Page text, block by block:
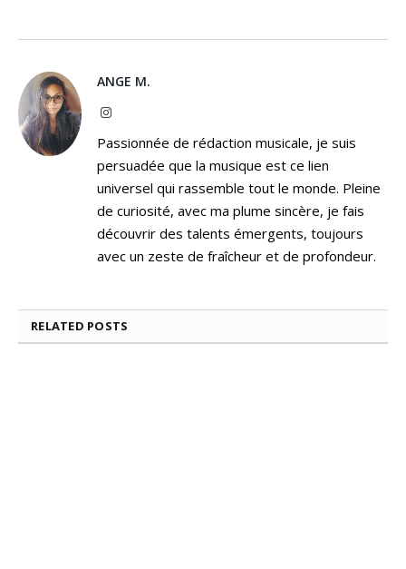
ANGE M.
Instagram
Passionnée de rédaction musicale, je suis
persuadée que la musique est ce lien
universel qui rassemble tout le monde. Pleine
de curiosité, avec ma plume sincère, je fais
découvrir des talents émergents, toujours
avec un zeste de fraîcheur et de profondeur.
RELATED POSTS